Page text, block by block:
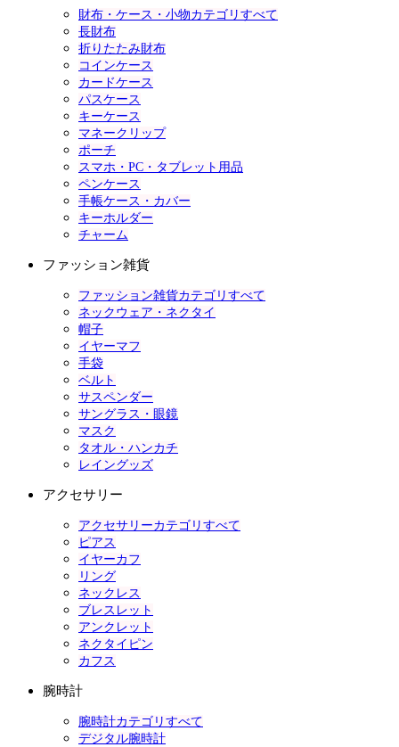
財布・ケース・小物カテゴリすべて
長財布
折りたたみ財布
コインケース
カードケース
パスケース
キーケース
マネークリップ
ポーチ
スマホ・PC・タブレット用品
ペンケース
手帳ケース・カバー
キーホルダー
チャーム
ファッション雑貨
ファッション雑貨カテゴリすべて
ネックウェア・ネクタイ
帽子
イヤーマフ
手袋
ベルト
サスペンダー
サングラス・眼鏡
マスク
タオル・ハンカチ
レイングッズ
アクセサリー
アクセサリーカテゴリすべて
ピアス
イヤーカフ
リング
ネックレス
ブレスレット
アンクレット
ネクタイピン
カフス
腕時計
腕時計カテゴリすべて
デジタル腕時計